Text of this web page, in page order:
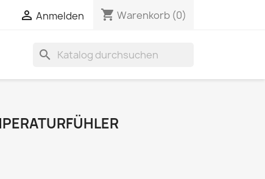
 Anmelden shopping_cart Warenkorb (0)
search